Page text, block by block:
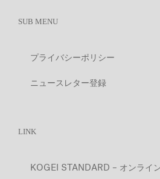
SUB MENU
プライバシーポリシー
ニュースレター登録
LINK
KOGEI STANDARD – オンライ